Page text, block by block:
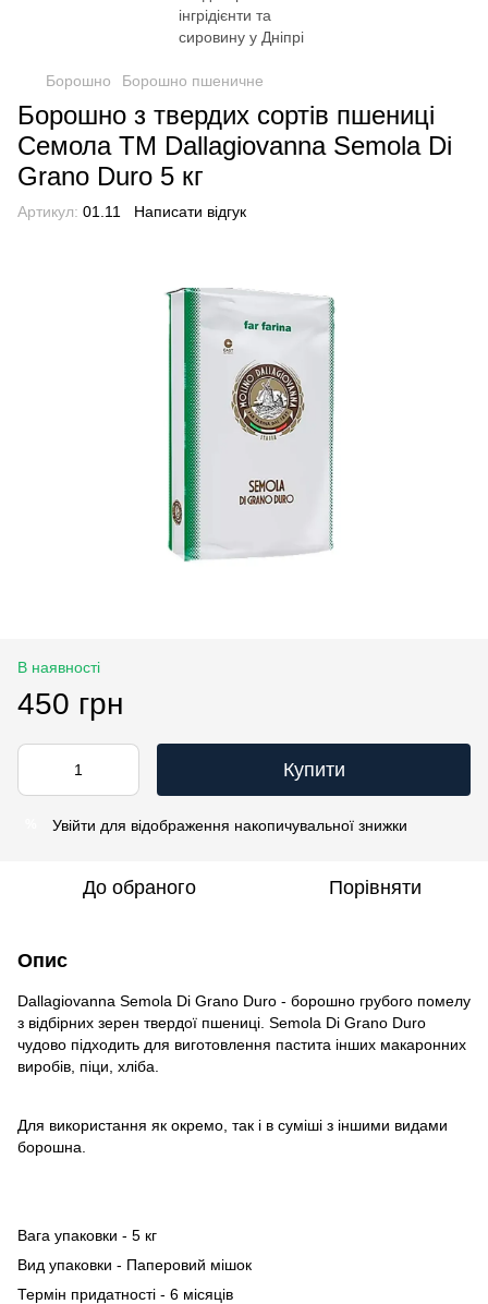
Борошно Борошно пшеничне
Борошно з твердих сортів пшениці
Семола TM Dallagiovanna Semola Di
Grano Duro 5 кг
Артикул: 01.11 Написати відгук
В наявності
450 грн
Купити
Увійти для відображення накопичувальної знижки
До обраного Порівняти
Опис
Dallagiovanna Semola Di Grano Duro - борошно грубого помелу
з відбірних зерен твердої пшениці. Semola Di Grano Duro
чудово підходить для виготовлення пастита інших макаронних
виробів, піци, хліба.
Для використання як окремо, так і в суміші з іншими видами
борошна.
Вага упаковки - 5 кг
Вид упаковки - Паперовий мішок
Термін придатності - 6 місяців